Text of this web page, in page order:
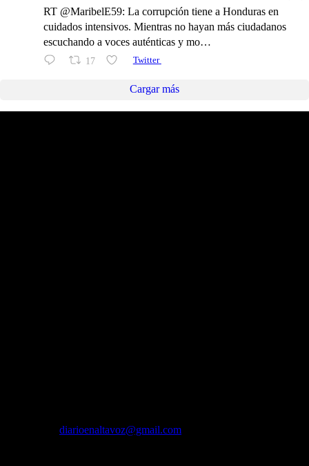
RT @MaribelE59: La corrupción tiene a Honduras en
cuidados intensivos. Mientras no hayan más ciudadanos
escuchando a voces auténticas y mo…
17 Twitter
Cargar más
diarioenaltavoz@gmail.com